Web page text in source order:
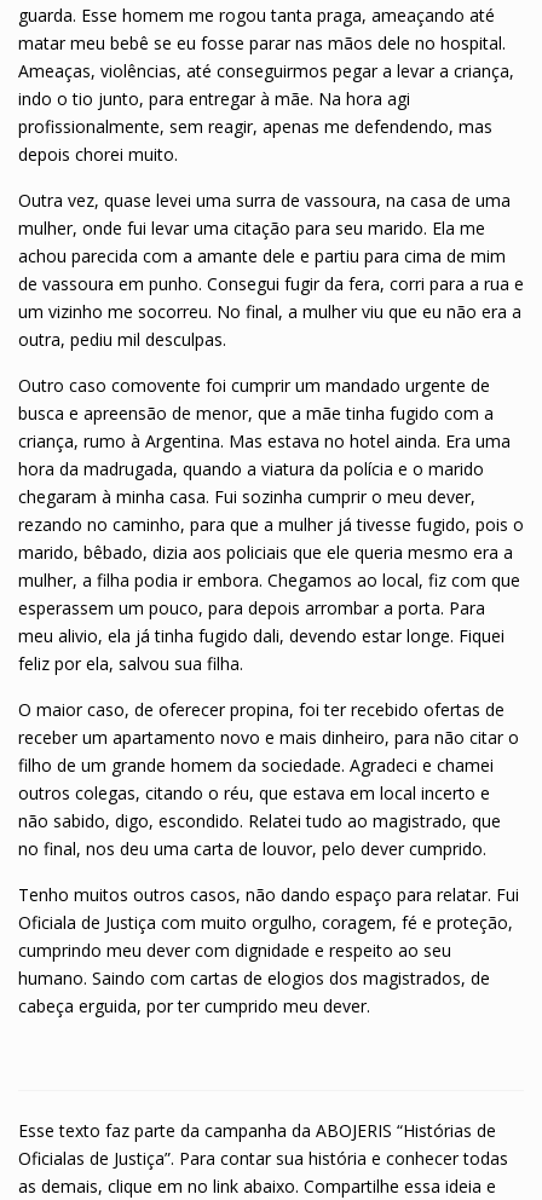
guarda. Esse homem me rogou tanta praga, ameaçando até
matar meu bebê se eu fosse parar nas mãos dele no hospital.
Ameaças, violências, até conseguirmos pegar a levar a criança,
indo o tio junto, para entregar à mãe. Na hora agi
profissionalmente, sem reagir, apenas me defendendo, mas
depois chorei muito.
Outra vez, quase levei uma surra de vassoura, na casa de uma
mulher, onde fui levar uma citação para seu marido. Ela me
achou parecida com a amante dele e partiu para cima de mim
de vassoura em punho. Consegui fugir da fera, corri para a rua e
um vizinho me socorreu. No final, a mulher viu que eu não era a
outra, pediu mil desculpas.
Outro caso comovente foi cumprir um mandado urgente de
busca e apreensão de menor, que a mãe tinha fugido com a
criança, rumo à Argentina. Mas estava no hotel ainda. Era uma
hora da madrugada, quando a viatura da polícia e o marido
chegaram à minha casa. Fui sozinha cumprir o meu dever,
rezando no caminho, para que a mulher já tivesse fugido, pois o
marido, bêbado, dizia aos policiais que ele queria mesmo era a
mulher, a filha podia ir embora. Chegamos ao local, fiz com que
esperassem um pouco, para depois arrombar a porta. Para
meu alivio, ela já tinha fugido dali, devendo estar longe. Fiquei
feliz por ela, salvou sua filha.
O maior caso, de oferecer propina, foi ter recebido ofertas de
receber um apartamento novo e mais dinheiro, para não citar o
filho de um grande homem da sociedade. Agradeci e chamei
outros colegas, citando o réu, que estava em local incerto e
não sabido, digo, escondido. Relatei tudo ao magistrado, que
no final, nos deu uma carta de louvor, pelo dever cumprido.
Tenho muitos outros casos, não dando espaço para relatar. Fui
Oficiala de Justiça com muito orgulho, coragem, fé e proteção,
cumprindo meu dever com dignidade e respeito ao seu
humano. Saindo com cartas de elogios dos magistrados, de
cabeça erguida, por ter cumprido meu dever.
Esse texto faz parte da campanha da ABOJERIS “Histórias de
Oficialas de Justiça”. Para contar sua história e conhecer todas
as demais, clique em no link abaixo. Compartilhe essa ideia e